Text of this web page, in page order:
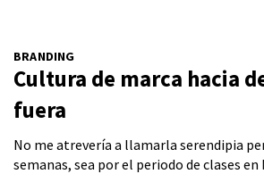
BRANDING
Cultura de marca hacia
fuera
No me atrevería a llamarla serendipia
semanas, sea por el periodo de clases